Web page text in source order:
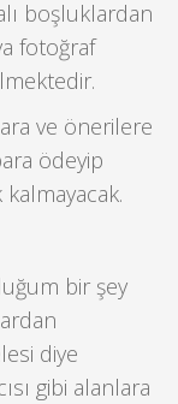
boşluklardan
fotoğraf
ve önerilere
ödeyip
bir şey
diye
gibi alanlara